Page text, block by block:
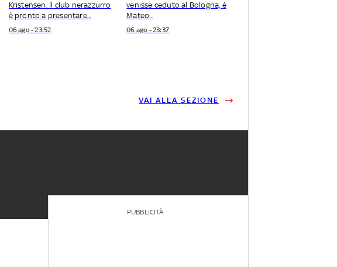
Kristensen. Il club nerazzurro
è pronto a presentare...
06 ago - 23:52
venisse ceduto al Bologna, è
Mateo...
06 ago - 23:37
VAI ALLA SEZIONE
PUBBLICITÀ